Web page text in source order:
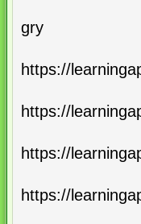
gry
https://
https://
https://
https://